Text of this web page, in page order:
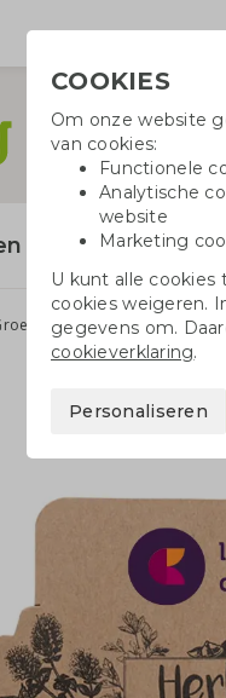
bloei
en bloei
COOKIES
Om onze website
van cookies:
Functionele
Analytische
website
Marketing
U kunt alle
cookies weigeren.
gegevens om.
cookieverklaring.
Personaliseren